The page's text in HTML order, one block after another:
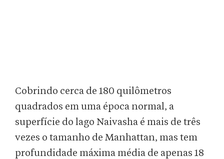
Cobrindo cerca de 180 quilômetros
quadrados em uma época normal, a
superfície do lago Naivasha é mais de três
vezes o tamanho de Manhattan, mas tem
profundidade máxima média de apenas 18